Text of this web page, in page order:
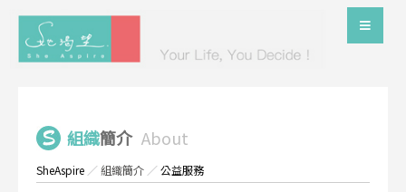
組織簡介 About
SheAspire ／組織簡介 ／公益服務